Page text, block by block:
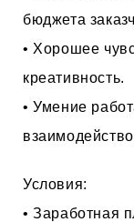
бюджета
• Хорошее
креативность.
• Умение
Условия:
• Заработная